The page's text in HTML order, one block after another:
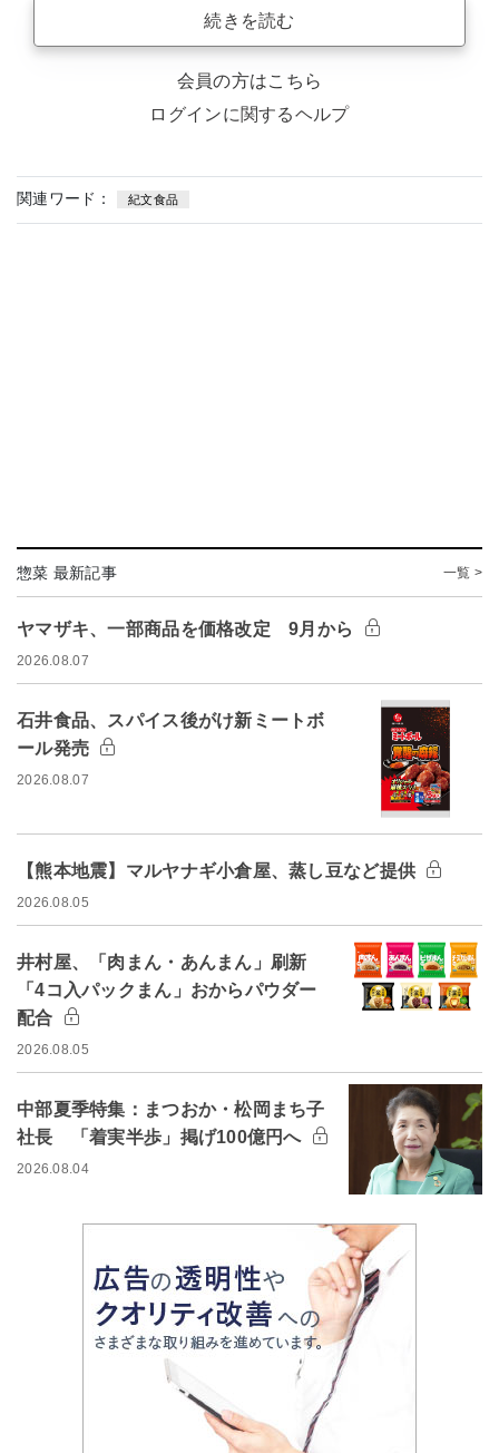
続きを読む
会員の方はこちら
ログインに関するヘルプ
関連ワード： 紀文食品
惣菜 最新記事 一覧 >
ヤマザキ、一部商品を価格改定 9月から
2026.08.07
石井食品、スパイス後がけ新ミートボ
ール発売
2026.08.07
【熊本地震】マルヤナギ小倉屋、蒸し豆など提供
2026.08.05
井村屋、「肉まん・あんまん」刷新
「4コ入パックまん」おからパウダー
配合
2026.08.05
中部夏季特集：まつおか・松岡まち子
社長 「着実半歩」掲げ100億円へ
2026.08.04